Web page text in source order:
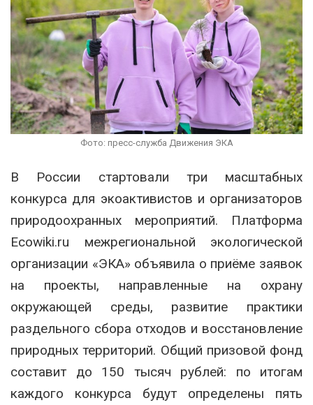
Фото: пресс-служба Движения ЭКА
В России стартовали три масштабных
конкурса для экоактивистов и организаторов
природоохранных мероприятий. Платформа
Ecowiki.ru межрегиональной экологической
организации «ЭКА» объявила о приёме заявок
на проекты, направленные на охрану
окружающей среды, развитие практики
раздельного сбора отходов и восстановление
природных территорий. Общий призовой фонд
составит до 150 тысяч рублей: по итогам
каждого конкурса будут определены пять